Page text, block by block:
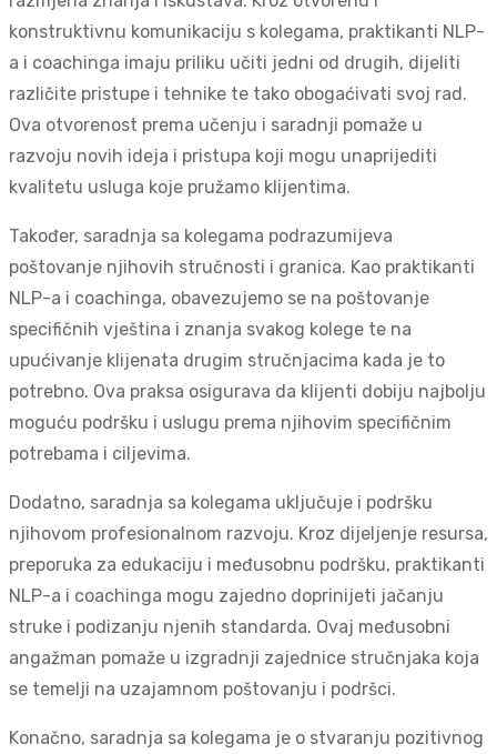
konstruktivnu komunikaciju s kolegama, praktikanti NLP-
a i coachinga imaju priliku učiti jedni od drugih, dijeliti
različite pristupe i tehnike te tako obogaćivati svoj rad.
Ova otvorenost prema učenju i saradnji pomaže u
razvoju novih ideja i pristupa koji mogu unaprijediti
kvalitetu usluga koje pružamo klijentima.
Također, saradnja sa kolegama podrazumijeva
poštovanje njihovih stručnosti i granica. Kao praktikanti
NLP-a i coachinga, obavezujemo se na poštovanje
specifičnih vještina i znanja svakog kolege te na
upućivanje klijenata drugim stručnjacima kada je to
potrebno. Ova praksa osigurava da klijenti dobiju najbolju
moguću podršku i uslugu prema njihovim specifičnim
potrebama i ciljevima.
Dodatno, saradnja sa kolegama uključuje i podršku
njihovom profesionalnom razvoju. Kroz dijeljenje resursa,
preporuka za edukaciju i međusobnu podršku, praktikanti
NLP-a i coachinga mogu zajedno doprinijeti jačanju
struke i podizanju njenih standarda. Ovaj međusobni
angažman pomaže u izgradnji zajednice stručnjaka koja
se temelji na uzajamnom poštovanju i podršci.
Konačno, saradnja sa kolegama je o stvaranju pozitivnog